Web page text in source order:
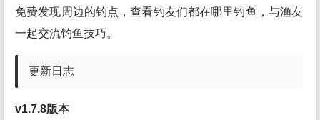
免费发现周边的钓点，查看钓友们都在哪里钓鱼，与渔友
一起交流钓鱼技巧。
更新日志
v1.7.8版本